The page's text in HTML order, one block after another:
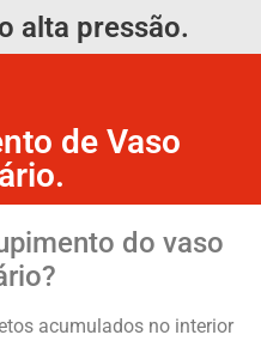
alta pressão.
de Vaso
do vaso
acumulados no interior